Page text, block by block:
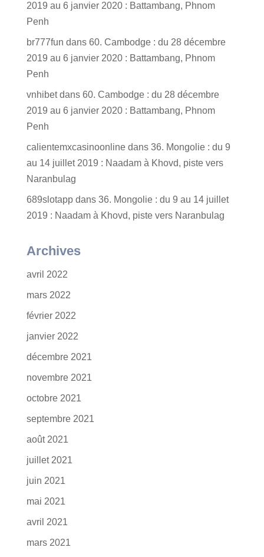
2019 au 6 janvier 2020 : Battambang, Phnom
Penh
br777fun dans 60. Cambodge : du 28 décembre
2019 au 6 janvier 2020 : Battambang, Phnom
Penh
vnhibetdans 60. Cambodge : du 28 décembre
2019 au 6 janvier 2020 : Battambang, Phnom
Penh
calientemxcasinoonlinedans 36. Mongolie : du 9
au 14 juillet 2019 : Naadam à Khovd, piste vers
Naranbulag
689slotappdans 36. Mongolie : du 9 au 14 juillet
2019 : Naadam à Khovd, piste vers Naranbulag
Archives
avril 2022
mars 2022
février 2022
janvier 2022
décembre 2021
novembre 2021
octobre 2021
septembre 2021
août 2021
juillet 2021
juin 2021
mai 2021
avril 2021
mars 2021